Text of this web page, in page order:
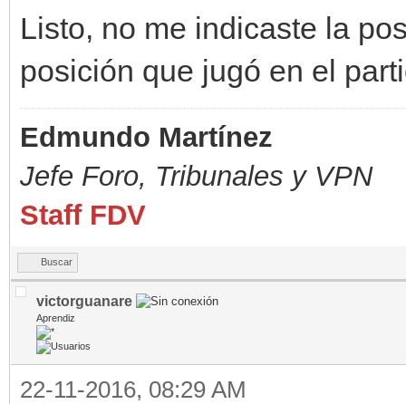
Listo, no me indicaste la
posición que jugó en el
Edmundo Martínez
Jefe Foro, Tribunales y VPN
Staff FDV
Buscar
victorguanare
Aprendiz
22-11-2016, 08:29 AM